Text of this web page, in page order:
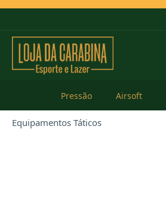
Pressão Airsoft
Equipamentos Táticos